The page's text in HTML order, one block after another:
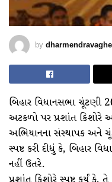
by
બિહાર વિધાનસભા ચૂંટણી
અટકળો પર પ્રશાંત કિશોરે
અભિયાનના સંસ્થાપક અને
સ્પષ્ટ કરી દીધું કે, બિહાર
નહીં ઉતરે.